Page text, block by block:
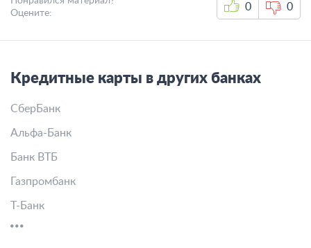
Оцените:
0 0
Кредитные карты в других банках
СберБанк
Альфа-Банк
Банк ВТБ
Газпромбанк
Т-Банк